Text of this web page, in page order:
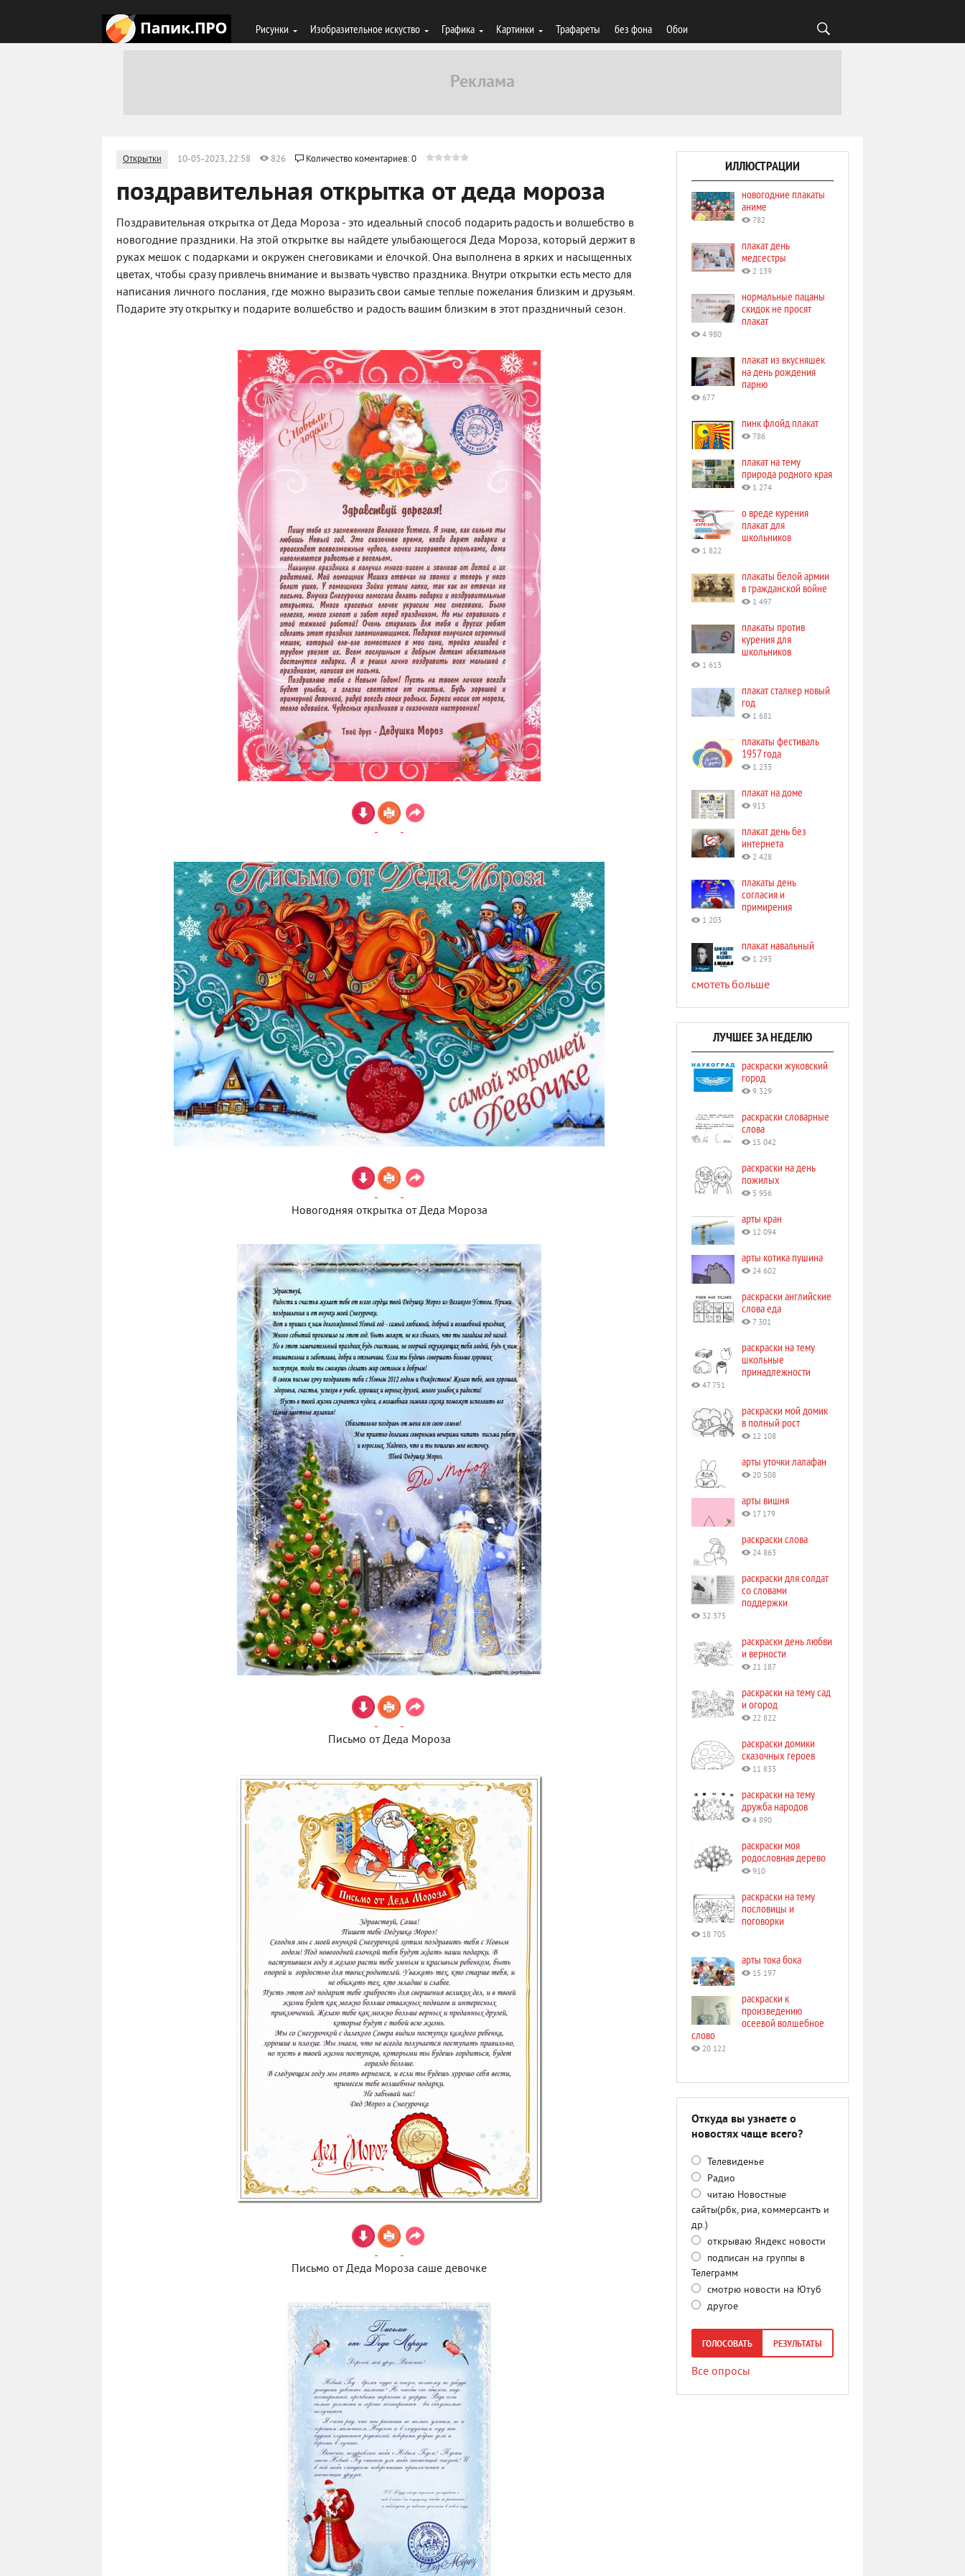
Рисунки Изобразительное искуство Графика Картинки Трафареты без фона Обои
Открытки 10-05-2023, 22:58 826 Количество коментариев: 0
поздравительная открытка от деда мороза
Поздравительная открытка от Деда Мороза - это идеальный способ подарить радость и волшебство в
новогодние праздники. На этой открытке вы найдете улыбающегося Деда Мороза, который держит в
руках мешок с подарками и окружен снеговиками и ёлочкой. Она выполнена в ярких и насыщенных
цветах, чтобы сразу привлечь внимание и вызвать чувство праздника. Внутри открытки есть место для
написания личного послания, где можно выразить свои самые теплые пожелания близким и друзьям.
Подарите эту открытку и подарите волшебство и радость вашим близким в этот праздничный сезон.
Новогодняя открытка от Деда Мороза
Письмо от Деда Мороза
Письмо от Деда Мороза саше девочке
ИЛЛЮСТРАЦИИ
новогодние плакаты
аниме
782
плакат день
медсестры
2 139
нормальные пацаны
скидок не просят
плакат
4 980
плакат из вкусняшек
на день рождения
парню
677
пинк флойд плакат
786
плакат на тему
природа родного края
1 274
о вреде курения
плакат для
школьников
1 822
плакаты белой армии
в гражданской войне
1 497
плакаты против
курения для
школьников
1 613
плакат сталкер новый
год
1 681
плакаты фестиваль
1957 года
1 233
плакат на доме
913
плакат день без
интернета
2 428
плакаты день
согласия и
примирения
1 203
плакат навальный
1 293
смотеть больше
ЛУЧШЕЕ ЗА НЕДЕЛЮ
раскраски жуковский
город
9 329
раскраски словарные
слова
15 042
раскраски на день
пожилых
5 956
арты кран
12 094
арты котика пушина
24 602
раскраски английские
слова еда
7 301
раскраски на тему
школьные
принадлежности
47 751
раскраски мой домик
в полный рост
12 108
арты уточки лалафан
20 508
арты вишня
17 179
раскраски слова
24 863
раскраски для солдат
со словами
поддержки
32 375
раскраски день любви
и верности
21 187
раскраски на тему сад
и огород
22 822
раскраски домики
сказочных героев
11 833
раскраски на тему
дружба народов
4 890
раскраски моя
родословная дерево
910
раскраски на тему
пословицы и
поговорки
18 705
арты тока бока
15 197
раскраски к
произведению
осеевой волшебное
слово
20 122
Откуда вы узнаете о
новостях чаще всего?
Телевиденье
Радио
читаю Новостные
сайты(рбк, риа, коммерсантъ и
др.)
открываю Яндекс новости
подписан на группы в
Телеграмм
смотрю новости на Ютуб
другое
ГОЛОСОВАТЬ РЕЗУЛЬТАТЫ
Все опросы